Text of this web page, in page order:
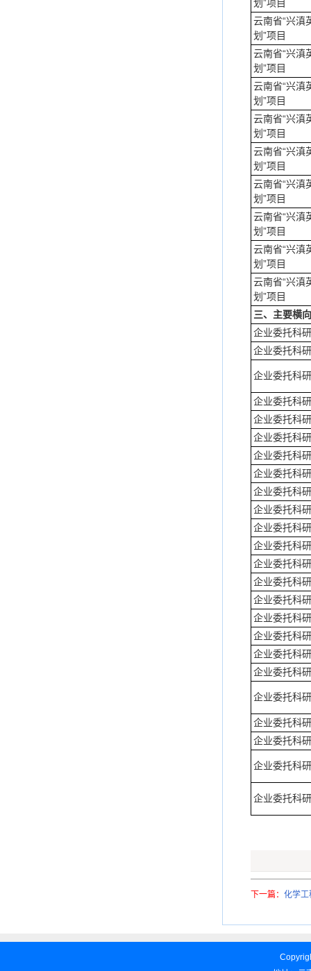
划”项目
云南省“兴滇
划”项目
云南省“兴滇
划”项目
云南省“兴滇
划”项目
云南省“兴滇
划”项目
云南省“兴滇
划”项目
云南省“兴滇
划”项目
云南省“兴滇
划”项目
云南省“兴滇
划”项目
云南省“兴滇
划”项目
三、主要横
企业委托科
企业委托科
企业委托科
企业委托科
企业委托科
企业委托科
企业委托科
企业委托科
企业委托科
企业委托科
企业委托科
企业委托科
企业委托科
企业委托科
企业委托科
企业委托科
企业委托科
企业委托科
企业委托科
企业委托科
企业委托科
企业委托科
企业委托科
企业委托科
下一篇： 化学